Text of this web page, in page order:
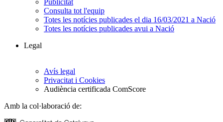
Publicitat
Consulta tot l'equip
Totes les notícies publicades el dia 16/03/2021 a Nació
Totes les notícies publicades avui a Nació
Legal
Avís legal
Privacitat i Cookies
Audiència certificada ComScore
Amb la col·laboració de: